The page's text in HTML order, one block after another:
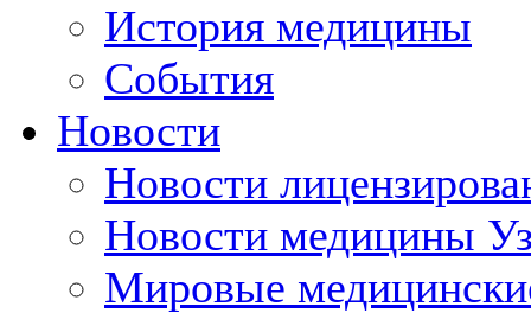
История медицины
События
Новости
Новости
Новости медицины
Мировые